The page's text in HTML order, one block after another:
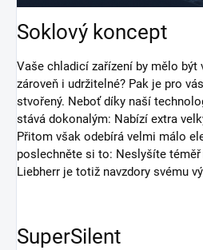
Soklový koncept
Vaše chladicí zařízení by mělo
zároveň i udržitelné? Pak je pro
stvořený. Neboť díky naší
stává dokonalým: Nabízí extra
Přitom však odebírá velmi málo
poslechněte si to: Neslyšíte
Liebherr je totiž navzdory svému
SuperSilent